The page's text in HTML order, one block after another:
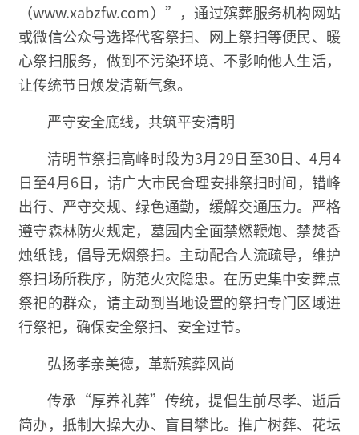
（www.xabzfw.com）”，通过殡葬服务机构网站
或微信公众号选择代客祭扫、网上祭扫等便民、暖
心祭扫服务，做到不污染环境、不影响他人生活，
让传统节日焕发清新气象。
严守安全底线，共筑平安清明
清明节祭扫高峰时段为3月29日至30日、4月4
日至4月6日，请广大市民合理安排祭扫时间，错峰
出行、严守交规、绿色通勤，缓解交通压力。严格
遵守森林防火规定，墓园内全面禁燃鞭炮、禁焚香
烛纸钱，倡导无烟祭扫。主动配合人流疏导，维护
祭扫场所秩序，防范火灾隐患。在历史集中安葬点
祭祀的群众，请主动到当地设置的祭扫专门区域进
行祭祀，确保安全祭扫、安全过节。
弘扬孝亲美德，革新殡葬风尚‌
传承“厚养礼葬”传统，提倡生前尽孝、逝后
简办，抵制大操大办、盲目攀比。推广树葬、花坛